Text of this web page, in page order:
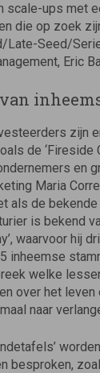
scale-ups met
die op zoek
Late-Seed/
Eric
zijn
de ‘Fireside
en
Maria
als de
is bekend
waarvoor hij
inheemse
welke
over het leven
naar
besproken,